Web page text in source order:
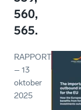
560,
565.
RAPPORT
–13
oktober
2025